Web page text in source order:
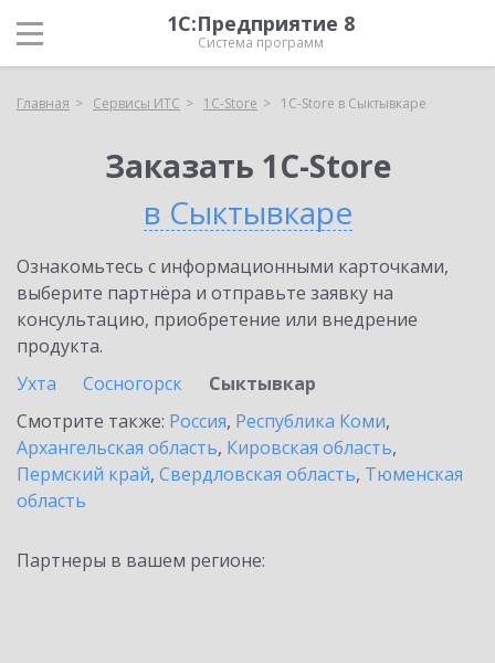
1С:Предприятие 8
Система программ
Главная Сервисы ИТС 1C-Store 1C-Store в Сыктывкаре
Заказать 1C-Store
в Сыктывкаре
Ознакомьтесь с информационными карточками,
выберите партнёра и отправьте заявку на
консультацию, приобретение или внедрение
продукта.
Ухта
Сосногорск
Сыктывкар
Смотрите также: Россия, Республика Коми,
Архангельская область, Кировская область,
Пермский край, Свердловская область, Тюменская
область
Партнеры в вашем регионе: